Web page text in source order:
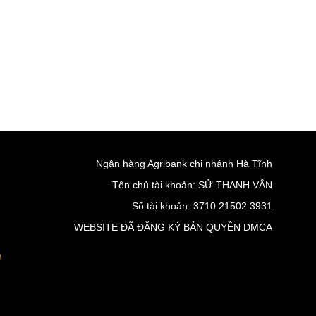
Ngân hàng Agribank chi nhánh Hà Tĩnh
Tên chủ tài khoản: SỬ THANH VÂN
Số tài khoản: 3710 21502 3931
WEBSITE ĐÃ ĐĂNG KÝ BẢN QUYỀN DMCA